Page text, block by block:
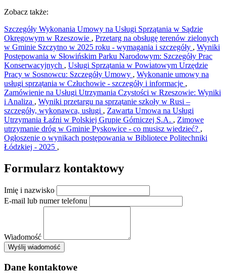
Zobacz także:
Szczegóły Wykonania Umowy na Usługi Sprzątania w Sądzie
Okręgowym w Rzeszowie , Przetarg na obsługę terenów zielonych
w Gminie Szczytno w 2025 roku - wymagania i szczegóły , Wyniki
Postępowania w Słowińskim Parku Narodowym: Szczegóły Prac
Konserwacyjnych , Usługi Sprzątania w Powiatowym Urzędzie
Pracy w Sosnowcu: Szczegóły Umowy , Wykonanie umowy na
usługi sprzątania w Człuchowie - szczegóły i informacje ,
Zamówienie na Usługi Utrzymania Czystości w Rzeszowie: Wyniki
i Analiza , Wyniki przetargu na sprzątanie szkoły w Rusi –
szczegóły, wykonawca, usługi , Zawarta Umowa na Usługi
Utrzymania Łaźni w Polskiej Grupie Górniczej S.A. , Zimowe
utrzymanie dróg w Gminie Pyskowice - co musisz wiedzieć? ,
Ogłoszenie o wynikach postępowania w Bibliotece Politechniki
Łódzkiej - 2025 ,
Formularz kontaktowy
Imię i nazwisko
E-mail lub numer telefonu
Wiadomość
Wyślij wiadomośćAMSA Sp. z o.o. - ul. Blokowa 8, Warszawa
+
Dane kontaktowe